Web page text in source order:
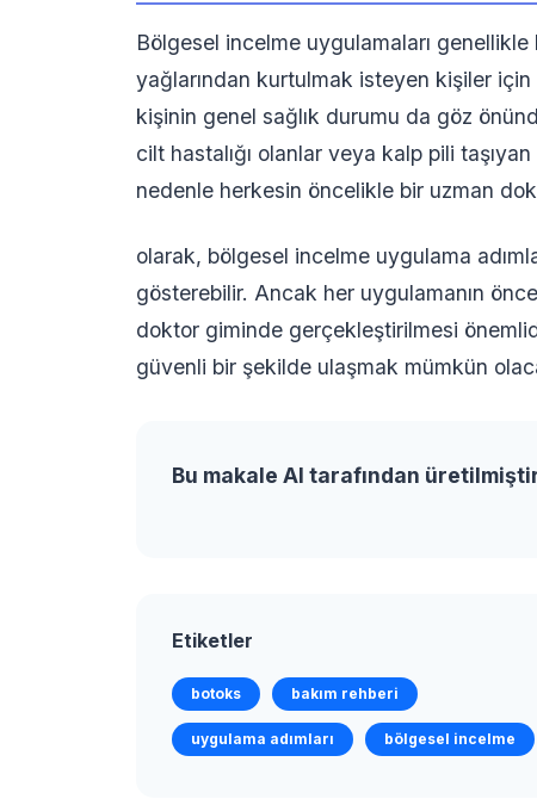
Bölgesel incelme uygulamaları
yağlarından kurtulmak isteyen kişiler
kişinin genel sağlık durumu da göz
cilt hastalığı olanlar veya kalp pili
nedenle herkesin öncelikle bir uzman
olarak, bölgesel incelme uygulama
gösterebilir. Ancak her uygulamanın
doktor giminde gerçekleştirilmesi
güvenli bir şekilde ulaşmak mümkün
Bu makale AI tarafından
Etiketler
botoks bakım rehberi
uygulama adımları bölgesel incelme